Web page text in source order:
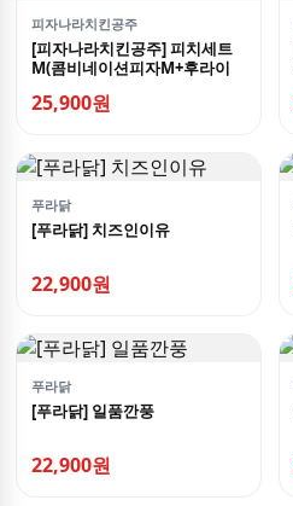
피자나라치킨공주
[피자나라치킨공주] 피치세트
M(콤비네이션피자M+후라이
500ml
25,900원
푸라닭
[푸라닭] 치즈인이유
22,900원
푸라닭
[푸라닭] 일품깐풍
22,900원